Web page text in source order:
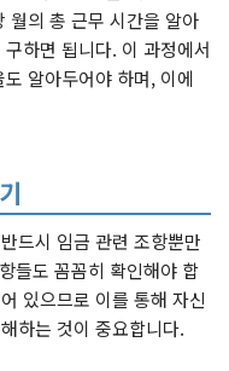
월의 총 근무 시간을 알아
하면 됩니다. 이 과정에서
알아두어야 하며, 이에
드시 임금 관련 조항뿐만
들도 꼼꼼히 확인해야 합
있으므로 이를 통해 자신
하는 것이 중요합니다.